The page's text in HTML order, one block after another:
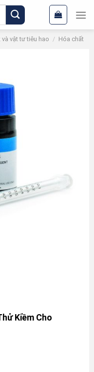
vật tư tiêu hao / Hóa chất
Kiềm Cho